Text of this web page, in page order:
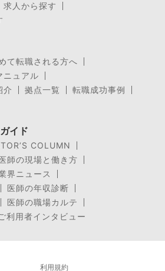
求人から探す
て転職される方へ
ニュアル
介
拠点一覧
転職成功事例
イド
COLUMN
師の現場と働き方
界ニュース
医師の年収診断
医師の職場カルテ
利用者インタビュー
利用規約